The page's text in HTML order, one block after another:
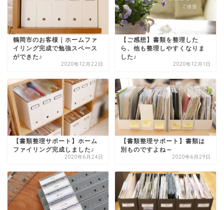
鶴岡市のお客様｜ホームファ
イリング完成で勉強スペース
ができた♪
2020年12月22日
【ご感想】書類を整理した
ら、他も整理しやすくなりま
した♪
2020年12月1日
【書類整理サポート】ホーム
ファイリング完成しました♪
2020年6月24日
【書類整理サポート】書類は
別ものですよね～
2020年6月29日